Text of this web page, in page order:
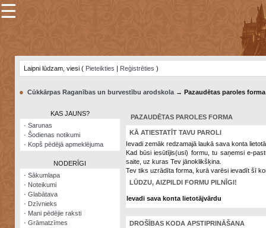
×
Šodienas
notikumi
Visatcera
almanahs
Arhīvs
☰
Laipni lūdzam, viesi ( Pieteikties | Reģistrēties )
● Cūkkārpas Raganības un burvestību arodskola→ Pazaudētas paroles forma
KAS JAUNS?
· Sarunas
· Šodienas notikumi
· Kopš pēdējā apmeklējuma
NODERĪGI
· Sākumlapa
· Noteikumi
· Glabātava
· Dzīvnieks
· Mani pēdējie raksti
· Grāmatzīmes
PAZAUDĒTAS PAROLES FORMA
KĀ ATIESTATĪT TAVU PAROLI
Ievadi zemāk redzamajā laukā sava konta
Kad būsi iesūtījis(usi) formu, tu saņemsi e-
saite, uz kuras Tev jānoklikšķina.
Tev tiks uzrādīta forma, kurā varēsi ievadīt šī
LŪDZU, AIZPILDI FORMU PILNĪGI!
Ievadi sava konta lietotājvārdu
DROŠĪBAS KODA APSTIPRINĀŠANA